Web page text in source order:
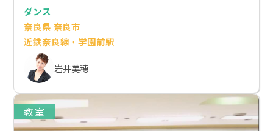
ダンス
奈良県 奈良市
近鉄奈良線・学園前駅
岩井美穂
教室